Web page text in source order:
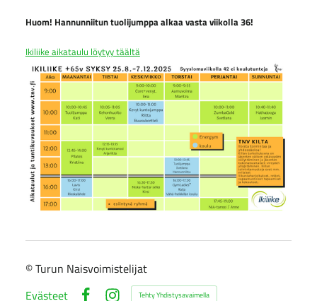
Huom! Hannunniitun tuolijumppa alkaa vasta viikolla 36!
Ikiliike aikataulu löytyy täältä
©Turun Naisvoimistelijat
Evästeet
Tehty Yhdistysavaimella